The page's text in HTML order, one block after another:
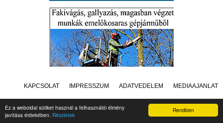
Rendben
Ez a weboldal sütiket használ a felhasználói élmény
javítása érdekében. Részletek
KAPCSOLAT IMPRESSZUM ADATVÉDELEM MÉDIAAJÁNLAT
Készítette:Raster Studio